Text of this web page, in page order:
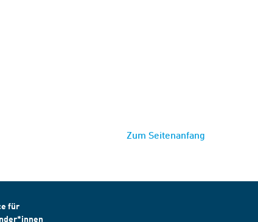
Zum Seitenanfang
für